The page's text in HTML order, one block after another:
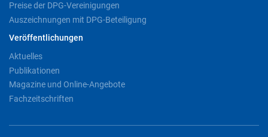
Preise der DPG-Vereinigungen
Auszeichnungen mit DPG-Beteiligung
Veröffentlichungen
Aktuelles
Publikationen
Magazine und Online-Angebote
Fachzeitschriften